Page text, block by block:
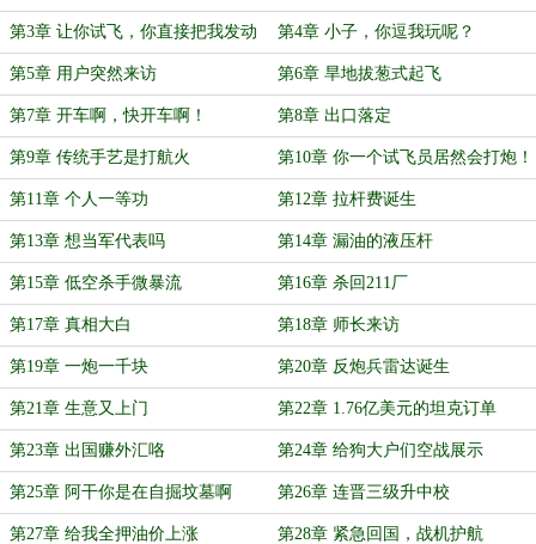
第3章 让你试飞，你直接把我发动
机嘎了
第4章 小子，你逗我玩呢？
第5章 用户突然来访 第6章 旱地拔葱式起飞
第7章 开车啊，快开车啊！ 第8章 出口落定
第9章 传统手艺是打航火 第10章 你一个试飞员居然会打炮！
第11章 个人一等功 第12章 拉杆费诞生
第13章 想当军代表吗 第14章 漏油的液压杆
第15章 低空杀手微暴流 第16章 杀回211厂
第17章 真相大白 第18章 师长来访
第19章 一炮一千块 第20章 反炮兵雷达诞生
第21章 生意又上门 第22章 1.76亿美元的坦克订单
第23章 出国赚外汇咯 第24章 给狗大户们空战展示
第25章 阿干你是在自掘坟墓啊 第26章 连晋三级升中校
第27章 给我全押油价上涨 第28章 紧急回国，战机护航